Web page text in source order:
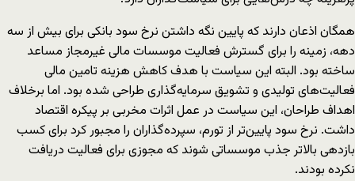
همگان اذعان دارند که پایین نگه داشتن نرخ سود بانکی برای بیش از سه
دهه، زمینه را برای گسترش فعالیت موسسات مالی غیرمجاز مساعد
‌ساخته بود. البته این سیاست با هدف کاهش هزینه تامین مالی
فعالیت‌های تولیدی و تشویق سرمایه‌گذاری طراحی شده بود. اما برخلاف
اهداف طراحان، این سیاست در عمل اثرات مخربی بر پیکره اقتصاد
داشت. نرخ سود پایین‌تر از تورم، سپرده‌گذاران را مجبور کرد برای کسب
بازدهی بالاتر جذب موسساتی شوند که مجوزی برای فعالیت دریافت
نکرده بودند.